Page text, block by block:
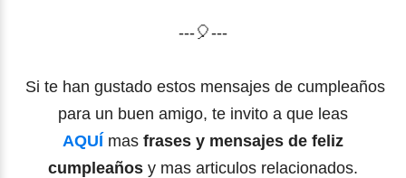
---🎈---
Si te han gustado estos mensajes de cumpleaños
para un buen amigo, te invito a que leas
AQUÍ mas frases y mensajes de feliz
cumpleaños y mas articulos relacionados.